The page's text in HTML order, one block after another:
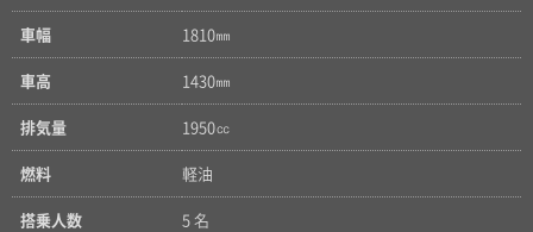
車幅 1810㎜
車高 1430㎜
排気量 1950㏄
燃料 軽油
搭乗人数 5 名